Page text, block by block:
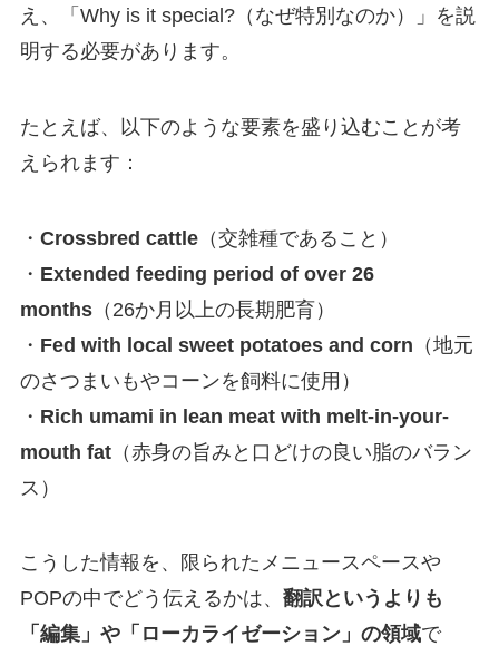
え、「Why is it special?（なぜ特別なのか）」を説
明する必要があります。
たとえば、以下のような要素を盛り込むことが考
えられます：
・ Crossbred cattle（交雑種であること）
・ Extended feeding period of over 26
months（26か月以上の長期肥育）
・ Fed with local sweet potatoes and corn （地元
のさつまいもやコーンを飼料に使用）
・ Rich umami in lean meat with melt-in-your-
mouth fat（赤身の旨みと口どけの良い脂のバラン
ス）
こうした情報を、限られたメニュースペースや
POPの中でどう伝えるかは、 翻訳というよりも
「編集」や「ローカライゼーション」の領域で